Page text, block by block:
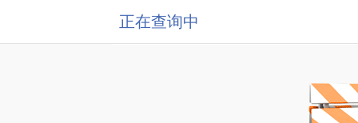
正在查询中